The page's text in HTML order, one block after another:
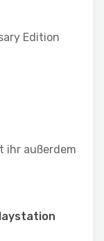
Edition
ihr außerdem